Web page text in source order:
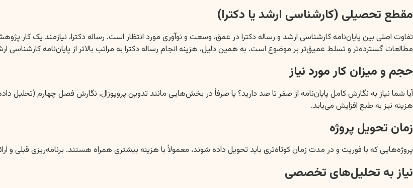
مقطع تحصیلی (کارشناسی ارشد یا دکترا)
تفاوت اصلی بین پایان‌نامه کارشناسی ارشد و رساله دکترا در عمق، وسعت و نوآوری مورد انتظار است. رساله دکترا، نیازمند یک کار
مطالعات گسترده‌تر و تسلط عمیق‌تر بر موضوع است. به همین دلیل، هزینه انجام رساله دکترا به مراتب بالاتر از پایان‌نامه کارشناسی
حجم و میزان کار مورد نیاز
آیا شما نیاز به نگارش کامل پایان‌نامه از صفر تا صد دارید؟ یا صرفاً در بخش‌هایی مانند تدوین پروپوزال، نگارش فصل چهارم (تحلیل
هزینه نیز به طبع افزایش می‌یابد.
زمان تحویل پروژه
پروژه‌هایی که با فوریت و در مدت زمان کوتاه‌تری باید تحویل داده شوند، معمولاً با هزینه بیشتری همراه هستند. برنامه‌ریزی قبلی
نیاز به تحلیل‌های تخصصی